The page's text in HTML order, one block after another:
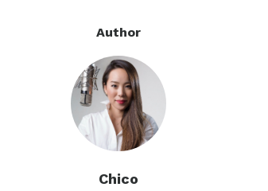
Author
Chico